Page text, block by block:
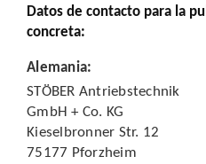
Datos de contacto para la
concreta:
Alemania:
STÖBER Antriebstechnik
GmbH + Co. KG
Kieselbronner Str. 12
75177 Pforzheim